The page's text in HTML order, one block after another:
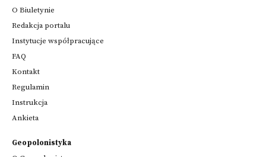
O Biuletynie
Redakcja portalu
Instytucje współpracujące
FAQ
Kontakt
Regulamin
Instrukcja
Ankieta
Geopolonistyka